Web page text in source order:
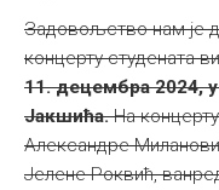
Задовољство нам је
концерту студената
11. децембра 2024,
Јакшића.На
Александре
Јелене Роквић,